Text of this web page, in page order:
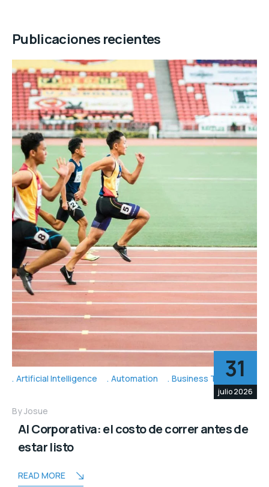
Publicaciones recientes
Artificial Intelligence Automation Business Topic's31
julio 2026
ByJosue
AI Corporativa: el costo de correr antes de
estar listo
READ MORE